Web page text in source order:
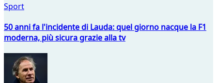
Sport
50 anni fa l'incidente di Lauda: quel giorno nacque la F1
moderna, più sicura grazie alla tv